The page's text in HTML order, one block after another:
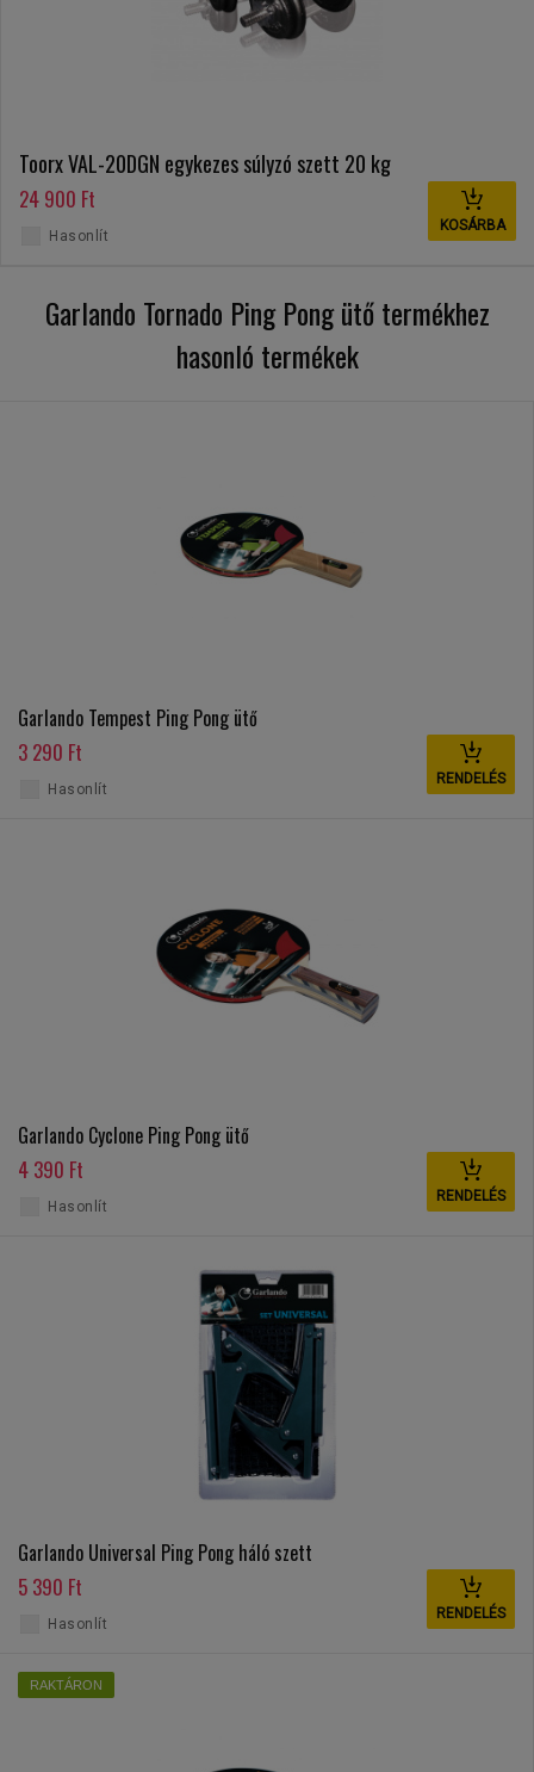
Toorx VAL-20DGN egykezes súlyzó szett 20 kg
24 900 Ft
KOSÁRBA
Hasonlít
Garlando Tornado Ping Pong ütő termékhez
hasonló termékek
Garlando Tempest Ping Pong ütő
3 290 Ft
RENDELÉS
Hasonlít
Garlando Cyclone Ping Pong ütő
4 390 Ft
RENDELÉS
Hasonlít
Garlando Universal Ping Pong háló szett
5 390 Ft
RENDELÉS
Hasonlít
RAKTÁRON